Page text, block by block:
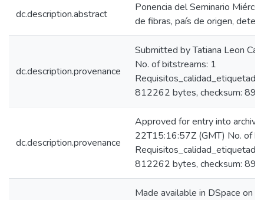
dc.description.abstract
Ponencia del Seminario
de fibras, país de origen,
dc.description.provenance
Submitted by Tatiana Leon
No. of bitstreams: 1
812262 bytes, checksum:
dc.description.provenance
Approved for entry into
22T15:16:57Z (GMT) No. of
812262 bytes, checksum:
Made available in DSpace on